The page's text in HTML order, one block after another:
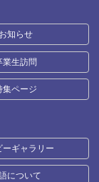
お知らせ
業生訪問
集ページ
ーギャラリー
について